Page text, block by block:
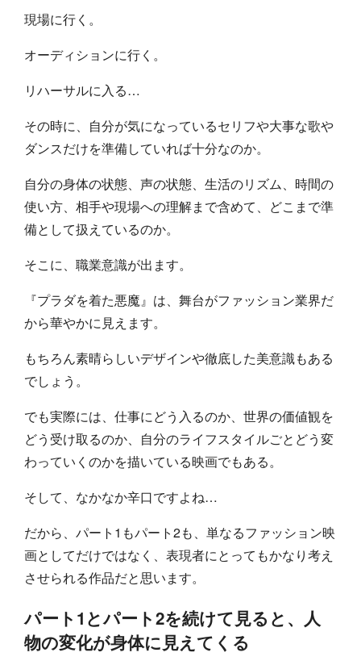
現場に行く。
オーディションに行く。
リハーサルに入る…
その時に、自分が気になっているセリフや大事な歌や
ダンスだけを準備していれば十分なのか。
自分の身体の状態、声の状態、生活のリズム、時間の
使い方、相手や現場への理解まで含めて、どこまで準
備として扱えているのか。
そこに、職業意識が出ます。
『プラダを着た悪魔』は、舞台がファッション業界だ
から華やかに見えます。
もちろん素晴らしいデザインや徹底した美意識もある
でしょう。
でも実際には、仕事にどう入るのか、世界の価値観を
どう受け取るのか、自分のライフスタイルごとどう変
わっていくのかを描いている映画でもある。
そして、なかなか辛口ですよね…
だから、パート1もパート2も、単なるファッション映
画としてだけではなく、表現者にとってもかなり考え
させられる作品だと思います。
パート1とパート2を続けて見ると、人
物の変化が身体に見えてくる